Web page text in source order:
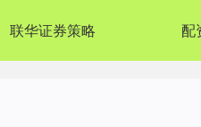
联华证券策略 配